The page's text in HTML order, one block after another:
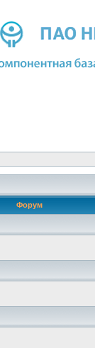
Форум